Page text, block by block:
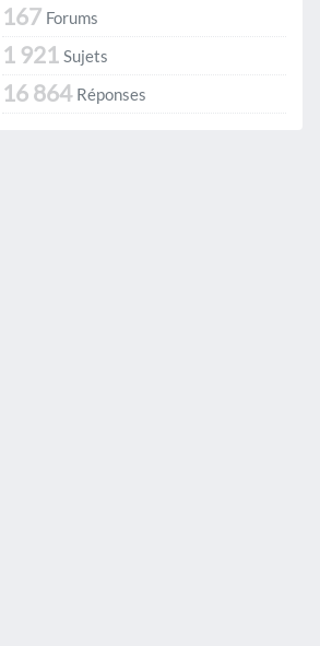
167 Forums
1 921 Sujets
16 864 Réponses